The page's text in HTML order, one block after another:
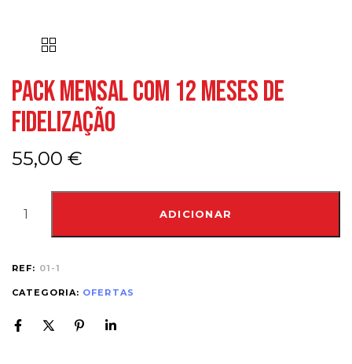
Pack Mensal com 12 meses de
fidelização
55,00 €
ADICIONAR
REF: 01-1
CATEGORIA: OFERTAS